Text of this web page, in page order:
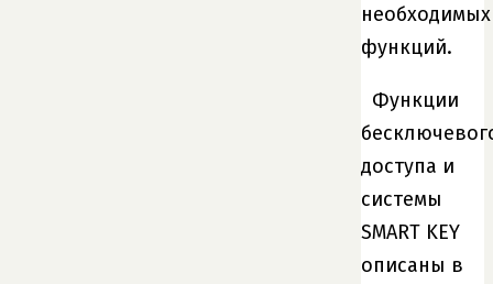
необходимых
функций.
Функции
доступа и
системы
SMART KEY
описаны в